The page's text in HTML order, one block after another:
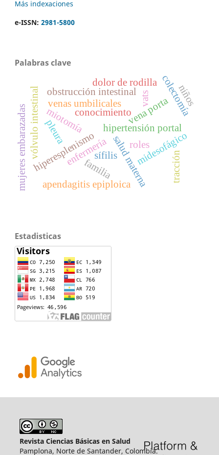
Más indexaciones
e-ISSN: 2981-5800
Palabras clave
venas umbilicales vena porta
hipertensión portal
hiperesplenismo salud materna
conocimiento
mujeres embarazadas sífilis
enfermería
vólvulo intestinal obstrucción intestinal colectomía
midesofágico
vats
miotomía
tracción
dolor de rodilla
niños
familia
apendagitis epiploica
pleura roles
Estadisticas
Revista Ciencias Básicas en Salud
Pamplona, Norte de Santander, Colombia.